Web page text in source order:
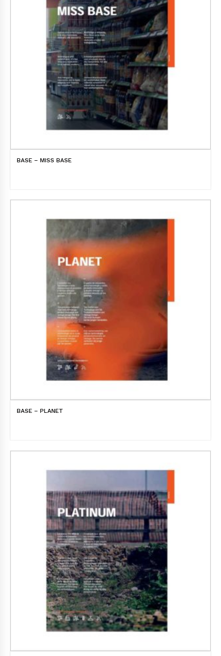
BASE – MISS BASE
BASE – PLANET